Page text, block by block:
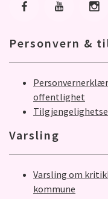
Gå til Facebook
Gå til
Personvern &
offentlighet
Varsling
Varsling om
kommune